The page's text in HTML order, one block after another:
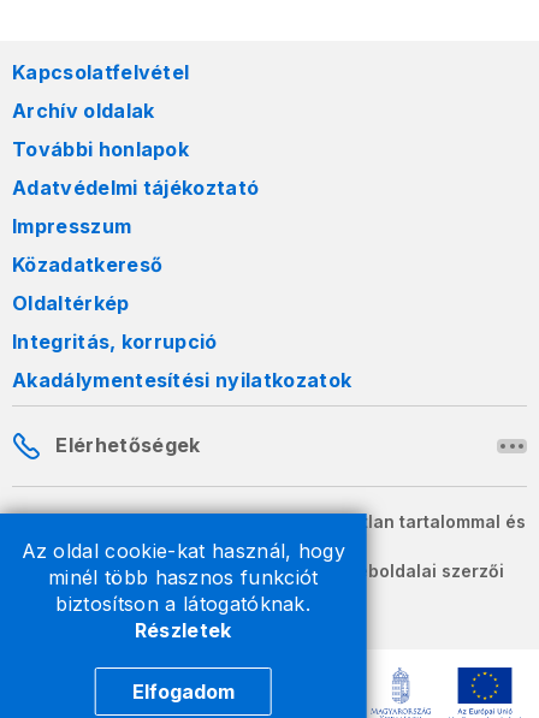
Az oldal cookie-kat használ, hogy
minél több hasznos funkciót
biztosítson a látogatóknak.
Részletek
Elfogadom
Kapcsolatfelvétel
Archív oldalak
További honlapok
Adatvédelmi tájékoztató
Impresszum
Közadatkereső
Oldaltérkép
Integritás, korrupció
Akadálymentesítési nyilatkozatok
Elérhetőségek
A honlapon szereplő információk változatlan tartalommal és
formában szabadon terjeszthetők.
2026 © A Nemzeti Adó- és Vámhivatal weboldalai szerzői
jogvédelem alatt állnak.